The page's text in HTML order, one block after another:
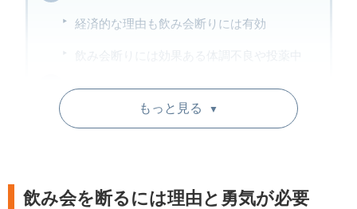
経済的な理由も飲み会断りには有効
飲み会断りには効果ある体調不良や投薬中
件名付き、飲み会の断り方メール
もっと見る ▼
飲み会を断るには理由と勇気が必要